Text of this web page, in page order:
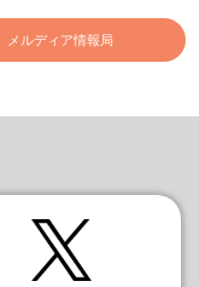
メルディア情報局